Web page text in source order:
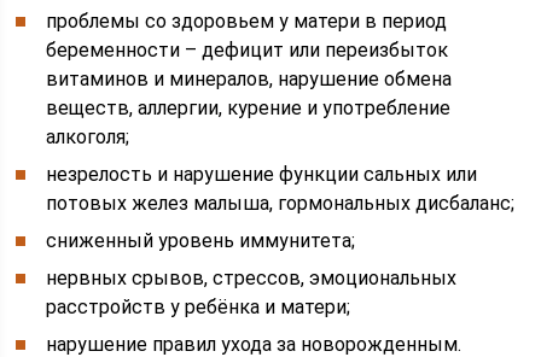
проблемы со здоровьем у матери в период
беременности – дефицит или переизбыток
витаминов и минералов, нарушение обмена
веществ, аллергии, курение и употребление
алкоголя;
незрелость и нарушение функции сальных или
потовых желез малыша, гормональных дисбаланс;
сниженный уровень иммунитета;
нервных срывов, стрессов, эмоциональных
расстройств у ребёнка и матери;
нарушение правил ухода за новорожденным.